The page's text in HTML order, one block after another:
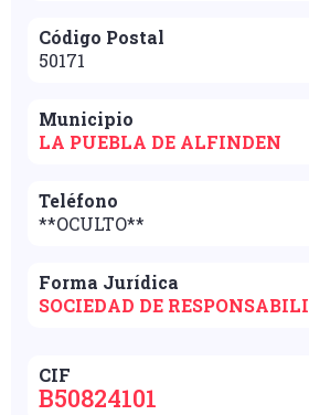
Código Postal
50171
Municipio
LA PUEBLA DE ALFINDEN
Teléfono
**OCULTO**
Forma Jurídica
SOCIEDAD DE
CIF
B50824101